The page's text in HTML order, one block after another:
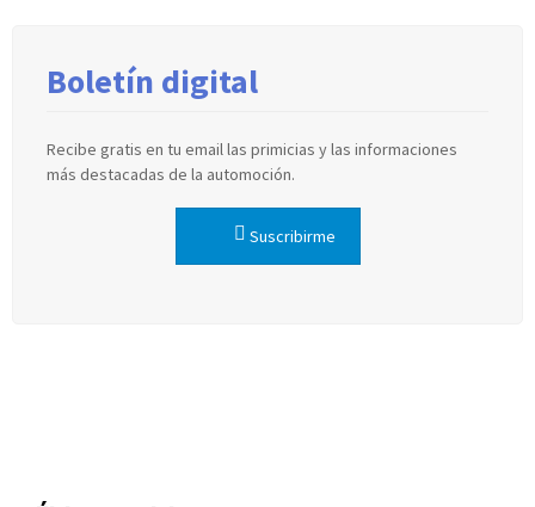
Boletín digital
Recibe gratis en tu email las primicias y las informaciones
más destacadas de la automoción.
Suscribirme